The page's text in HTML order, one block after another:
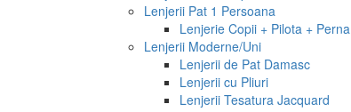
Lenjerii Pat 1 Persoana
Lenjerie Copii + Pilota + Perna
Lenjerii Moderne/Uni
Lenjerii de Pat Damasc
Lenjerii cu Pliuri
Lenjerii Tesatura Jacquard